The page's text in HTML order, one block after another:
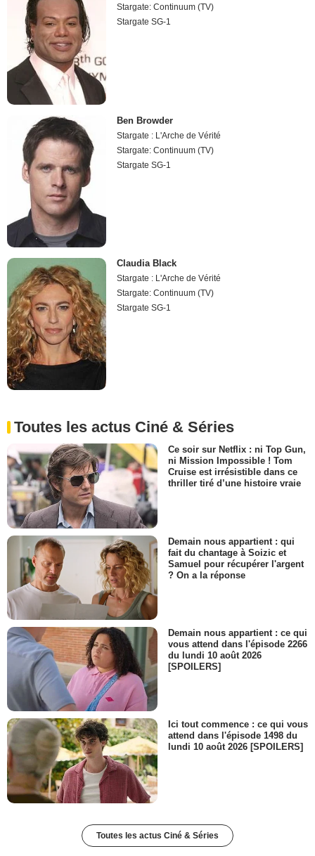
Stargate: Continuum (TV)
Stargate SG-1
Ben Browder
Stargate : L'Arche de Vérité
Stargate: Continuum (TV)
Stargate SG-1
Claudia Black
Stargate : L'Arche de Vérité
Stargate: Continuum (TV)
Stargate SG-1
Toutes les actus Ciné & Séries
Ce soir sur Netflix : ni Top Gun,
ni Mission Impossible ! Tom
Cruise est irrésistible dans ce
thriller tiré d’une histoire vraie
Demain nous appartient : qui
fait du chantage à Soizic et
Samuel pour récupérer l'argent
? On a la réponse
Demain nous appartient : ce qui
vous attend dans l'épisode 2266
du lundi 10 août 2026
[SPOILERS]
Ici tout commence : ce qui vous
attend dans l'épisode 1498 du
lundi 10 août 2026 [SPOILERS]
Toutes les actus Ciné & Séries